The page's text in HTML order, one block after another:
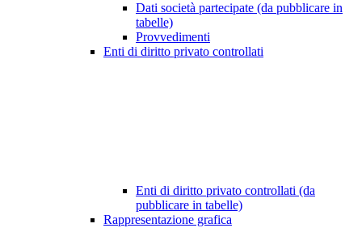
Dati società partecipate (da pubblicare in
tabelle)
Provvedimenti
Enti di diritto privato controllati
Enti di diritto privato controllati (da
pubblicare in tabelle)
Rappresentazione grafica